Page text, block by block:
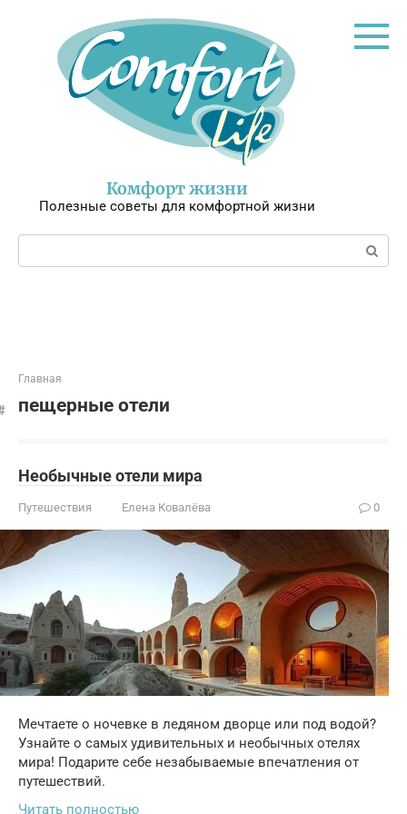
Комфорт жизни
Полезные советы для комфортной жизни
Поиск:
Главная
пещерные отели
Необычные отели мира
Путешествия Елена Ковалёва 0
Мечтаете о ночевке в ледяном дворце или под водой?
Узнайте о самых удивительных и необычных отелях
мира! Подарите себе незабываемые впечатления от
путешествий.
Читать полностью